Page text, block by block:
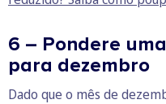
6 – Pondere
para dezembro
Dado que o mês de